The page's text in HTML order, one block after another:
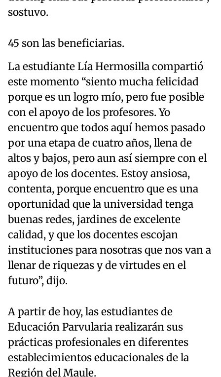
sostuvo.
45 son las beneficiarias.
La estudiante Lía Hermosilla compartió
este momento “siento mucha felicidad
porque es un logro mío, pero fue posible
con el apoyo de los profesores. Yo
encuentro que todos aquí hemos pasado
por una etapa de cuatro años, llena de
altos y bajos, pero aun así siempre con el
apoyo de los docentes. Estoy ansiosa,
contenta, porque encuentro que es una
oportunidad que la universidad tenga
buenas redes, jardines de excelente
calidad, y que los docentes escojan
instituciones para nosotras que nos van a
llenar de riquezas y de virtudes en el
futuro”,dijo.
A partir de hoy, las estudiantes de
Educación Parvularia realizarán sus
prácticas profesionales en diferentes
establecimientos educacionales de la
Región del Maule.